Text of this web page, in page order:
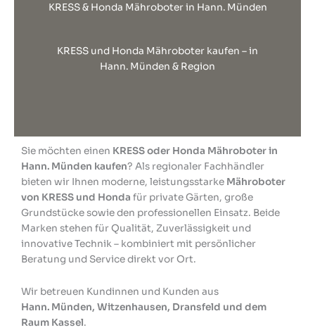
KRESS & Honda Mähroboter in Hann. Münden
KRESS und Honda Mähroboter kaufen – in
Hann. Münden & Region
Sie möchten einen KRESS oder Honda Mähroboter in
Hann. Münden kaufen? Als regionaler Fachhändler
bieten wir Ihnen moderne, leistungsstarke Mähroboter
von KRESS und Honda für private Gärten, große
Grundstücke sowie den professionellen Einsatz. Beide
Marken stehen für Qualität, Zuverlässigkeit und
innovative Technik – kombiniert mit persönlicher
Beratung und Service direkt vor Ort.
Wir betreuen Kundinnen und Kunden aus
Hann. Münden, Witzenhausen, Dransfeld und dem
Raum Kassel.